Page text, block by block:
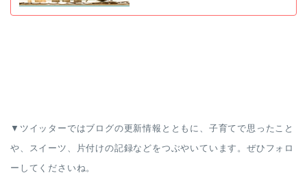
▼ツイッターではブログの更新情報とともに、子育てで思ったこと
や、スイーツ、片付けの記録などをつぶやいています。ぜひフォロ
ーしてくださいね。